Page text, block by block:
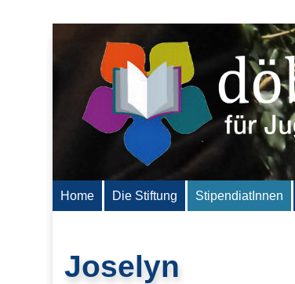
Home Die Stiftung StipendiatInnen
Joselyn